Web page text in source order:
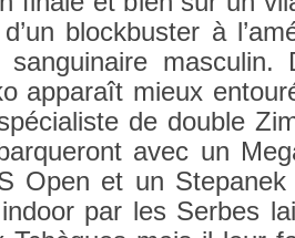
blockbust­er à
san­guinaire
ap­paraît mieux
de doub­le
avec un
Open et un
par les Ser­bes